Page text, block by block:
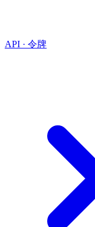
API · 令牌